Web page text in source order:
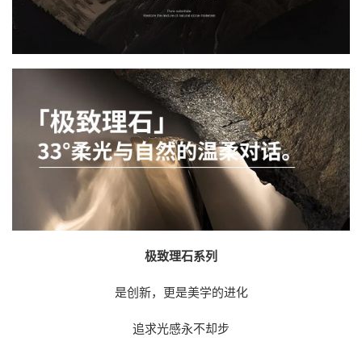
极致理石系列
是创新，更是美学的进化
追求光感永不却步